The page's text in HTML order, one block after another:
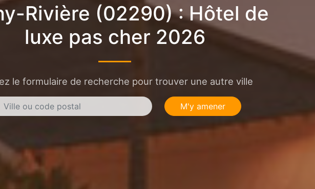
Rivière (02290) : Hôtel de
luxe pas cher 2026
le formulaire de recherche pour trouver une autre ville
M'y amener